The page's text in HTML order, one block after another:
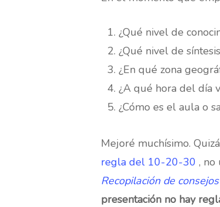
¿Qué nivel de
¿Qué nivel de
¿En qué zona
¿A qué hora del día
¿Cómo es el aula o
Mejoré muchísimo.
regla del 10-20-30 , no
Recopilación de
presentación no hay